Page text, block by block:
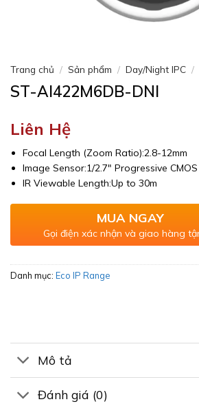
Trang chủ / Sản phẩm / Day/Night IPC /
ST-AI422M6DB-DNI
Liên Hệ
Focal Length (Zoom Ratio):2.8-12mm
Image Sensor:1/2.7″ Progressive CMOS
IR Viewable Length:Up to 30m
MUA NGAY
Gọi điện xác nhận và giao hàng
Danh mục: Eco IP Range
Mô tả
Đánh giá (0)